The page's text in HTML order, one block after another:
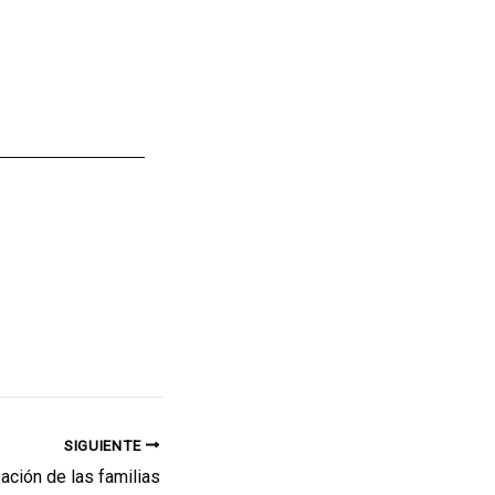
SIGUIENTE
de las familias